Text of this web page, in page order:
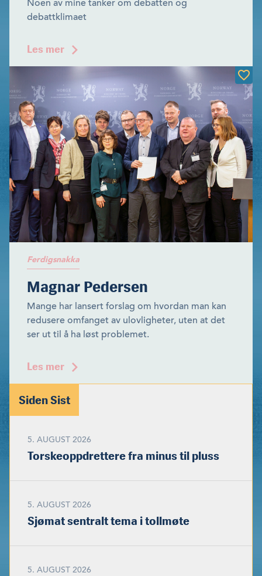
Noen av mine tanker om debatten og
debattklimaet
Les mer
Ferdigsnakka
Magnar Pedersen
Mange har lansert forslag om hvordan man kan
redusere omfanget av ulovligheter, uten at det
ser ut til å ha løst problemet.
Les mer
Siden Sist
5. AUGUST 2026
Torskeoppdrettere fra minus til pluss
5. AUGUST 2026
Sjømat sentralt tema i tollmøte
5. AUGUST 2026